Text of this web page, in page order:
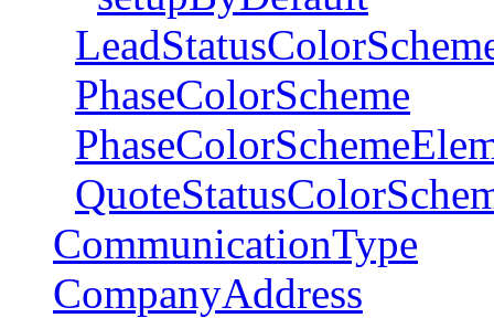
PhaseColorScheme
CommunicationType
CompanyAddress